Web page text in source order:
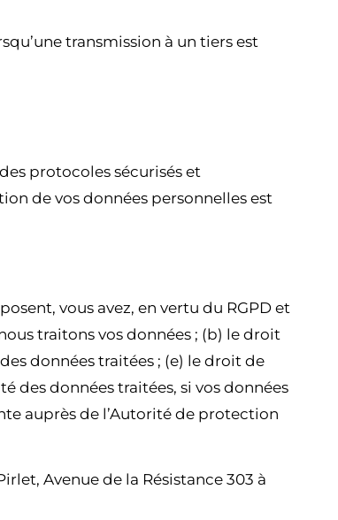
transmission à un tiers est
protocoles sécurisés et
de vos données personnelles est
vous avez, en vertu du RGPD et
traitons vos données ; (b) le droit
données traitées ; (e) le droit de
des données traitées, si vos données
auprès de l’Autorité de protection
Avenue de la Résistance 303 à